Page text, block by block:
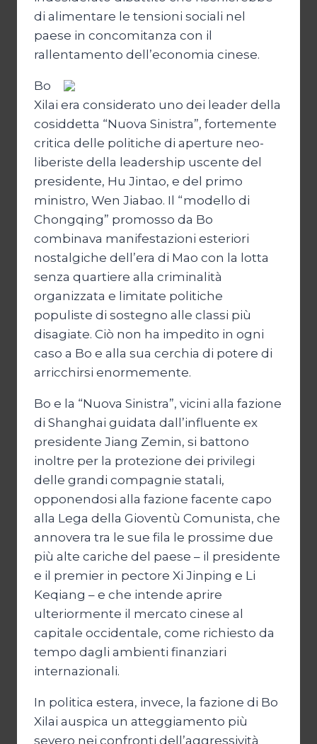
di alimentare le tensioni sociali nel
paese in concomitanza con il
rallentamento dell’economia cinese.
Bo
Xilai era considerato uno dei leader della
cosiddetta “Nuova Sinistra”, fortemente
critica delle politiche di aperture neo-
liberiste della leadership uscente del
presidente, Hu Jintao, e del primo
ministro, Wen Jiabao. Il “modello di
Chongqing” promosso da Bo
combinava manifestazioni esteriori
nostalgiche dell’era di Mao con la lotta
senza quartiere alla criminalità
organizzata e limitate politiche
populiste di sostegno alle classi più
disagiate. Ciò non ha impedito in ogni
caso a Bo e alla sua cerchia di potere di
arricchirsi enormemente.
Bo e la “Nuova Sinistra”, vicini alla fazione
di Shanghai guidata dall’influente ex
presidente Jiang Zemin, si battono
inoltre per la protezione dei privilegi
delle grandi compagnie statali,
opponendosi alla fazione facente capo
alla Lega della Gioventù Comunista, che
annovera tra le sue fila le prossime due
più alte cariche del paese – il presidente
e il premier in pectore Xi Jinping e Li
Keqiang – e che intende aprire
ulteriormente il mercato cinese al
capitale occidentale, come richiesto da
tempo dagli ambienti finanziari
internazionali.
In politica estera, invece, la fazione di Bo
Xilai auspica un atteggiamento più
severo nei confronti dell’aggressività